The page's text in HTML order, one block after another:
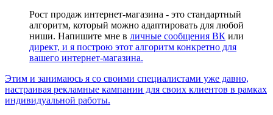
Рост продаж интернет-магазина - это стандартный
алгоритм, который можно адаптировать для любой
ниши. Напишите мне в личные сообщения ВК или
директ, и я построю этот алгоритм конкретно для
вашего интернет-магазина.
Этим и занимаюсь я со своими специалистами уже давно,
настраивая рекламные кампании для своих клиентов в рамках
индивидуальной работы.